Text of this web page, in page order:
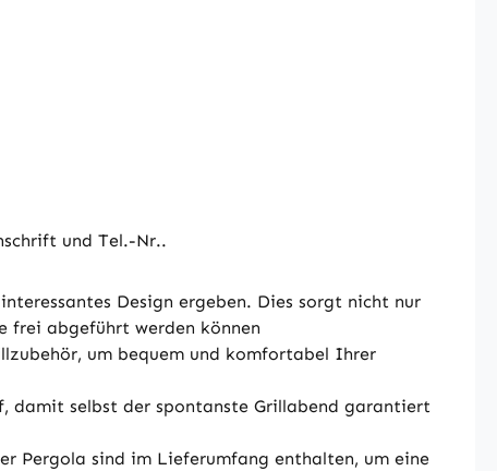
und Tel.-Nr..
Design ergeben. Dies sorgt nicht nur
frei abgeführt werden können
um bequem und komfortabel Ihrer
damit selbst der spontanste Grillabend garantiert
Pergola sind im Lieferumfang enthalten, um eine